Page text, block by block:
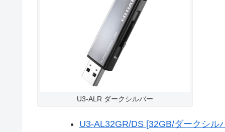
U3-ALR ダークシルバー
U3-AL32GR/DS [32GB/ダークシル